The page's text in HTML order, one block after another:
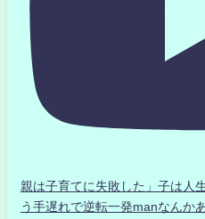
親は子育てに失敗した」子は人
う手遅れで逆転一発manなんか